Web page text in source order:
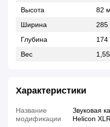
Высота
82
Ширина
Глубина
Вес
Характеристики
Название
модификации
Звуковая
Helicon